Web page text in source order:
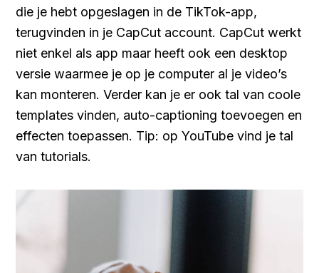
die je hebt opgeslagen in de TikTok-app,
terugvinden in je CapCut account. CapCut werkt
niet enkel als app maar heeft ook een desktop
versie waarmee je op je computer al je video’s
kan monteren. Verder kan je er ook tal van coole
templates vinden, auto-captioning toevoegen en
effecten toepassen. Tip: op YouTube vind je tal
van tutorials.